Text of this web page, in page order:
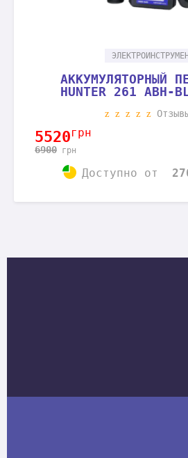
АККУМУЛЯТОРНЫЙ
HUNTER 261 ABH-
5520грн
6900 грн
Доступно от